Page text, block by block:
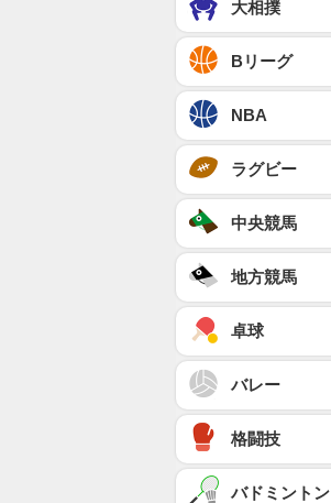
大相撲
Bリーグ
NBA
ラグビー
中央競馬
地方競馬
卓球
バレー
格闘技
バドミントン